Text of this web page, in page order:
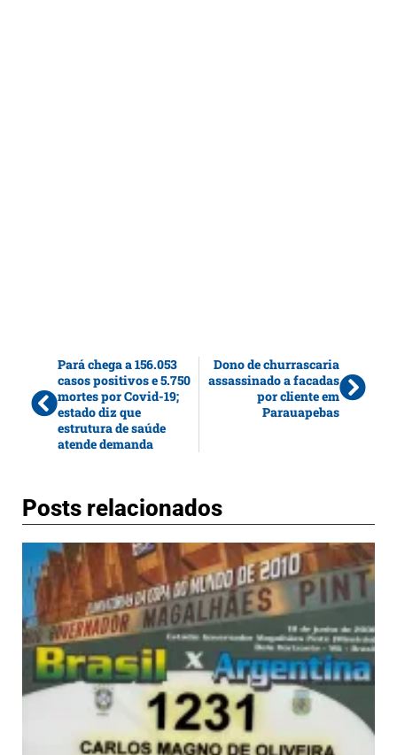
Pará chega a 156.053
casos positivos e 5.750
mortes por Covid-19;
estado diz que
estrutura de saúde
atende demanda
Dono de churrascaria
assassinado a facadas
por cliente em
Parauapebas
Posts relacionados